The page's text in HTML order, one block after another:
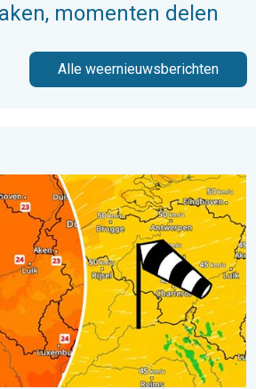
momenten delen
Alle weernieuwsberichten
Maxima onder 25 graden. . . dinsdag